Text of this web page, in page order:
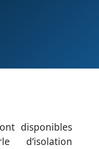
disponibles
d’isolation